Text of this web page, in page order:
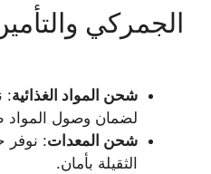
الجمركي
شحن المواد الغذائية:
لضمان وصول المواد
شحن المعدات: نوفر
الثقيلة بأمان.